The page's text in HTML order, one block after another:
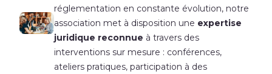
réglementation en constante évolution, notre
association met à disposition une expertise
juridique reconnue à travers des
interventions sur mesure : conférences,
ateliers pratiques, participation à des